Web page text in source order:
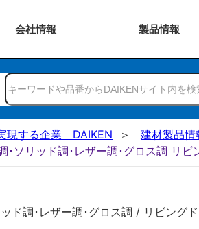
会社情報 製品情報
現する企業 DAIKEN 建材製品情
･ソリッド調･レザー調･グロス調 リビ
ド調･レザー調･グロス調 / リビング